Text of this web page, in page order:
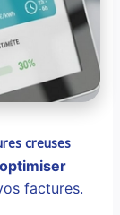
creuses
optimiser
factures.